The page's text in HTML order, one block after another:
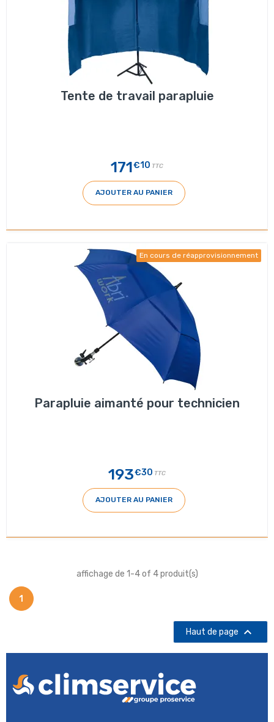
Tente de travail parapluie
171€10 TTC
AJOUTER AU PANIER
En cours de réapprovisionnement
Parapluie aimanté pour technicien
193€30 TTC
AJOUTER AU PANIER
affichage de 1-4 of 4 produit(s)
1
Haut de page 